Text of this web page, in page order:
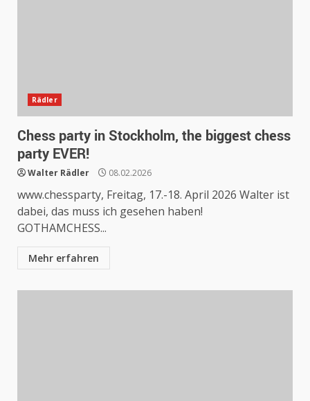
Rädler
Chess party in Stockholm, the biggest chess
party EVER!
Walter Rädler 08.02.2026
www.chessparty, Freitag, 17.-18. April 2026 Walter ist
dabei, das muss ich gesehen haben!
GOTHAMCHESS...
Mehr erfahren